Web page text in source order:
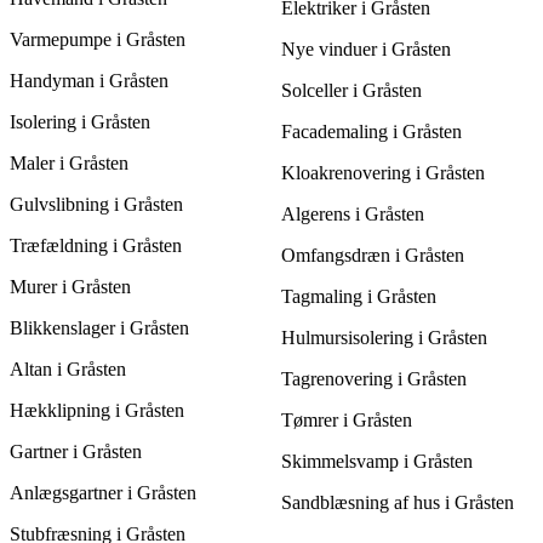
hvis du planlægger gentagne besøg eller kombinerer flere
Varmepumpe i Gråsten
Handyman i Gråsten
Isolering i Gråsten
Maler i Gråsten
Gulvslibning i Gråsten
Træfældning i Gråsten
Murer i Gråsten
Blikkenslager i Gråsten
Altan i Gråsten
Hækklipning i Gråsten
Gartner i Gråsten
Anlægsgartner i Gråsten
Stubfræsning i Gråsten
Elektriker i Gråsten
Nye vinduer i Gråsten
Solceller i Gråsten
Facademaling i Gråsten
Kloakrenovering i Gråsten
Algerens i Gråsten
Omfangsdræn i Gråsten
Tagmaling i Gråsten
Hulmursisolering i Gråsten
Tagrenovering i Gråsten
Tømrer i Gråsten
Skimmelsvamp i Gråsten
Sandblæsning af hus i Gråsten